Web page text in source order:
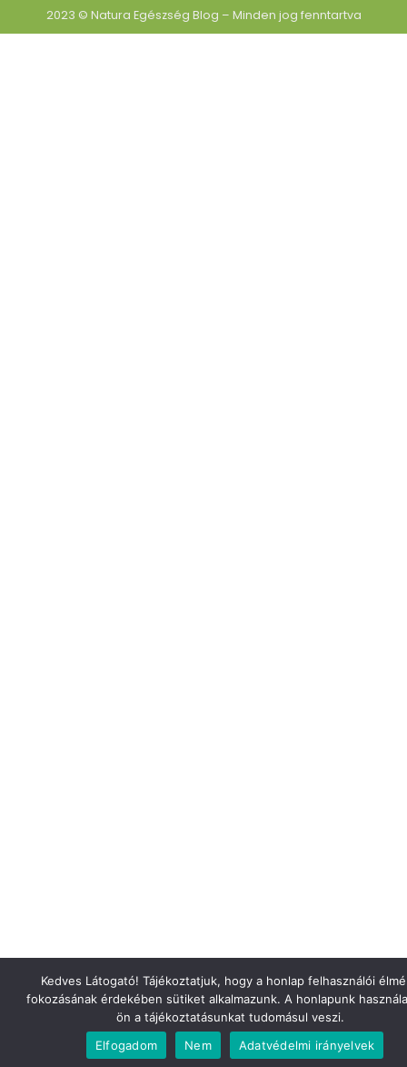
2023 © Natura Egészség Blog – Minden jog fenntartva
Kedves Látogató! Tájékoztatjuk, hogy a honlap felhasználói
fokozásának érdekében sütiket alkalmazunk. A honlapunk
ön a tájékoztatásunkat tudomásul veszi.
Elfogadom
Nem Adatvédelmi irányelvek